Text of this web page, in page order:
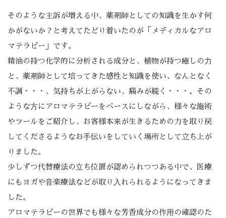
そのような主訴が増える中、薬剤師としての知識を生かす何
かがないか？と考えてたどり着いたのが「メディカルなアロ
マテラピー」です。
精油の持つ化学的に分析される成分と、植物が持つ癒しの⼒
と、薬剤師として培ってきた感性と知識を使い、なんとなく
不調・・・、気持ちが上がらない、痛みが続く・・・。その
ような⽅にアロマテラピーをベースにしながら、様々な施術
やツールをご紹介し、お客様本来が生きるための力を取り戻
してくださるようなお⼿伝いをしていく場所として立ち上が
りました。
少しずつ代替療法の⽴ち位置が認められつつある中で、医療
にもヨガや⾳楽療法などが取り⼊れられるようになってきま
した。
アロマテラピーの世界でも様々な芳香成分の作⽤の確認のた